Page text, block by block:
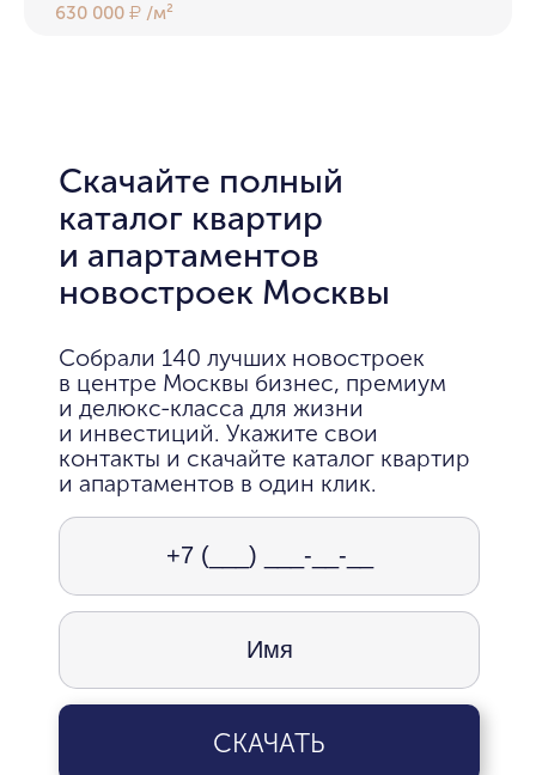
630 000₽ /м²
Скачайте полный
каталог квартир
и апартаментов
новостроек Москвы
Собрали 140 лучших новостроек
в центре Москвы бизнес, премиум
и делюкс-класса для жизни
и инвестиций. Укажите свои
контакты и скачайте каталог квартир
и апартаментов в один клик.
СКАЧАТЬ